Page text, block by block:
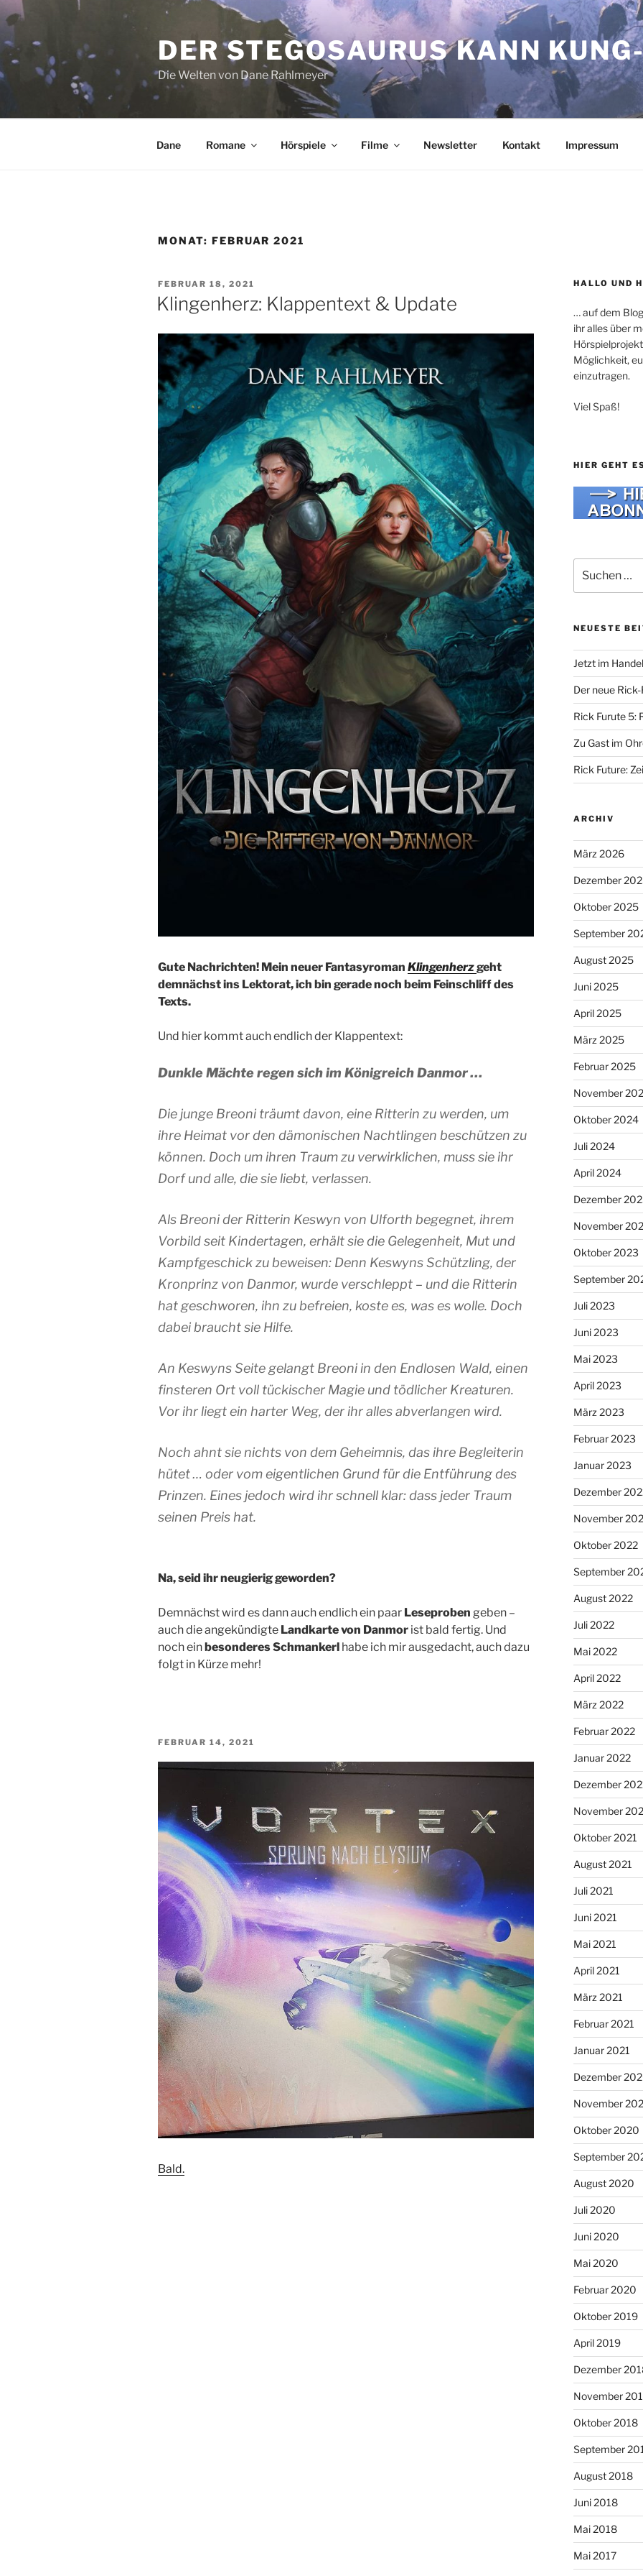
Zum
Inhalt
springen
DER STEGOSAURUS KANN
Die Welten von Dane Rahlmeyer
Dane Romane Hörspiele Filme Newsletter Kontakt Impressum
MONAT: FEBRUAR 2021
VERÖFFENTLICHT
AM
FEBRUAR 18, 2021
Klingenherz: Klappentext & Update
Gute Nachrichten! Mein neuer Fantasyroman Klingenherzgeht
demnächst ins Lektorat, ich bin gerade noch beim Feinschliff des
Texts.
Und hier kommt auch endlich der Klappentext:
Dunkle Mächte regen sich im Königreich Danmor …
Die junge Breoni träumt davon, eine Ritterin zu werden, um
ihre Heimat vor den dämonischen Nachtlingen beschützen zu
können. Doch um ihren Traum zu verwirklichen, muss sie ihr
Dorf und alle, die sie liebt, verlassen.
Als Breoni der Ritterin Keswyn von Ulforth begegnet, ihrem
Vorbild seit Kindertagen, erhält sie die Gelegenheit, Mut und
Kampfgeschick zu beweisen: Denn Keswyns Schützling, der
Kronprinz von Danmor, wurde verschleppt – und die Ritterin
hat geschworen, ihn zu befreien, koste es, was es wolle. Doch
dabei braucht sie Hilfe.
An Keswyns Seite gelangt Breoni in den Endlosen Wald, einen
finsteren Ort voll tückischer Magie und tödlicher Kreaturen.
Vor ihr liegt ein harter Weg, der ihr alles abverlangen wird.
Noch ahnt sie nichts von dem Geheimnis, das ihre Begleiterin
hütet … oder vom eigentlichen Grund für die Entführung des
Prinzen. Eines jedoch wird ihr schnell klar: dass jeder Traum
seinen Preis hat.
Na, seid ihr neugierig geworden?
Demnächst wird es dann auch endlich ein paar Leseproben geben –
auch die angekündigte Landkarte von Danmor ist bald fertig. Und
noch einbesonderes Schmankerl habe ich mir ausgedacht, auch dazu
folgt in Kürze mehr!
VERÖFFENTLICHT
FEBRUAR 14, 2021
Bald.
HALLO UND
… auf dem
ihr alles über
Möglichkeit,
einzutragen.
Viel Spaß!
HIER GEHT
nach:
NEUESTE
Jetzt im
Der neue
Rick Furute 5:
Zu Gast im
Rick Future:
ARCHIV
März 2026
Dezember
Oktober 2025
September
August 2025
Juni 2025
April 2025
März 2025
Februar 2025
November
Oktober 2024
Juli 2024
April 2024
Dezember
November
Oktober 2023
September
Juli 2023
Juni 2023
Mai 2023
April 2023
März 2023
Februar 2023
Januar 2023
Dezember
November
Oktober 2022
September
August 2022
Juli 2022
Mai 2022
April 2022
März 2022
Februar 2022
Januar 2022
Dezember
November
Oktober 2021
August 2021
Juli 2021
Juni 2021
Mai 2021
April 2021
März 2021
Februar 2021
Januar 2021
Dezember
November
Oktober 2020
September
August 2020
Juli 2020
Juni 2020
Mai 2020
Februar 2020
Oktober 2019
April 2019
Dezember
November
Oktober 2018
September
August 2018
Juni 2018
Mai 2018
Mai 2017